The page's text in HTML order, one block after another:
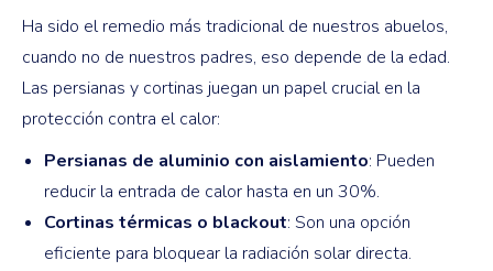
Ha sido el remedio más tradicional de nuestros abuelos,
cuando no de nuestros padres, eso depende de la edad.
Las persianas y cortinas juegan un papel crucial en la
protección contra el calor:
Persianas de aluminio con aislamiento: Pueden
reducir la entrada de calor hasta en un 30%.
Cortinas térmicas o blackout: Son una opción
eficiente para bloquear la radiación solar directa.